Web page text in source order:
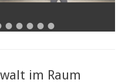
•••••
im Raum